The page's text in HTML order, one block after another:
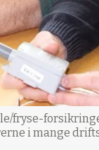
fryse-
i mange